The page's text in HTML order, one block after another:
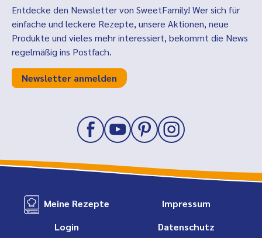
Entdecke den Newsletter von SweetFamily! Wer sich für
einfache und leckere Rezepte, unsere Aktionen, neue
Produkte und vieles mehr interessiert, bekommt die News
regelmäßig ins Postfach.
Newsletter anmelden
Meine Rezepte
Login
Impressum
Datenschutz